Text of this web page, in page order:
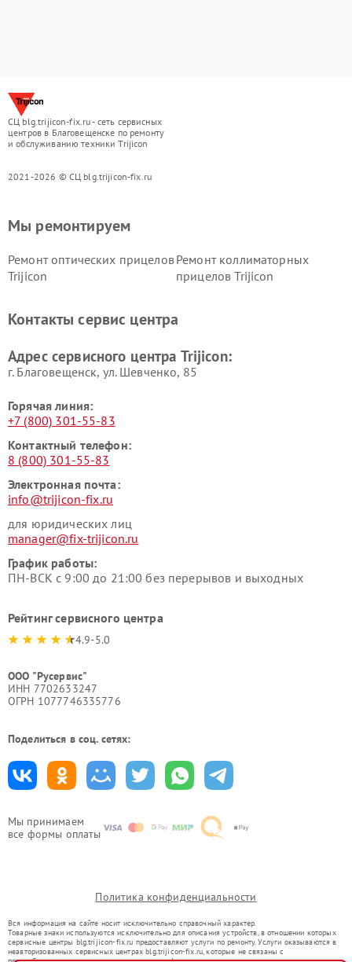
СЦ blg.trijicon-fix.ru - сеть сервисных
центров в Благовещенске по ремонту
и обслуживанию техники Trijicon
2021-2026 © СЦ blg.trijicon-fix.ru
Мы принимаем
все формы оплаты
Мы ремонтируем
Ремонт оптических прицелов
Trijicon
Ремонт коллиматорных
прицелов Trijicon
Контакты сервис центра
Адрес сервисного центра Trijicon:
г. Благовещенск, ул. Шевченко, 85
Горячая линия:
+7 (800) 301-55-83
Контактный телефон:
8 (800) 301-55-83
Электронная почта:
info@trijicon-fix.ru
для юридических лиц
manager@fix-trijicon.ru
График работы:
ПН-ВСК с 9:00 до 21:00 без перерывов и выходных
Рейтинг сервисного центра
4.9-5.0
ООО "Русервис"
ИНН 7702633247
ОГРН 1077746335776
Поделиться в соц. сетях:
Политика конфиденциальности
Вся информация на сайте носит исключительно справочный характер.
Товарные знаки используются исключительно для описания устройств, в отношении которых
сервисные центры blg.trijicon-fix.ru предоставляют услуги по ремонту. Услуги оказываются в
неавторизованных сервисных центрах blg.trijicon-fix.ru, которые не связаны с